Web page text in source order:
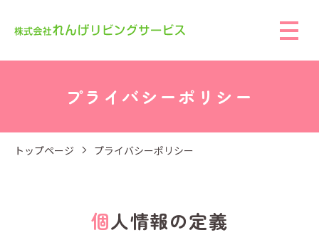
プライバシーポリシー
トップページ プライバシーポリシー
個人情報の定義